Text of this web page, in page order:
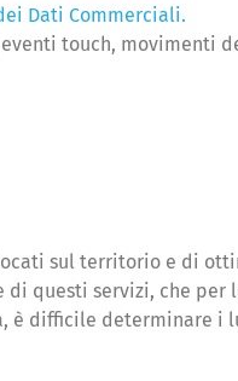
Dati Commerciali.
touch, movimenti
sul territorio e di
questi servizi, che per
è difficile determinare i